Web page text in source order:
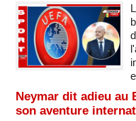
Neymar dit adieu au
son aventure